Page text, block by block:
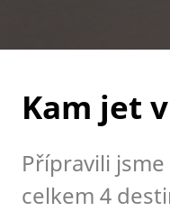
Kam jet
Přípravili
celkem 4